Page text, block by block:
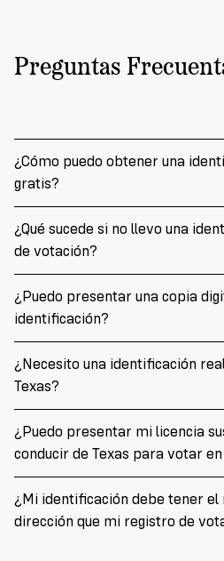
Preguntas
¿Cómo puedo obtener una
gratis?
¿Qué sucede si no llevo una
de votación?
¿Puedo presentar una copia
identificación?
¿Necesito una identificación
Texas?
¿Puedo presentar mi licencia
conducir de Texas para votar en
¿Mi identificación debe tener
dirección que mi registro de